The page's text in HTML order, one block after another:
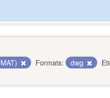
Formats: dwg